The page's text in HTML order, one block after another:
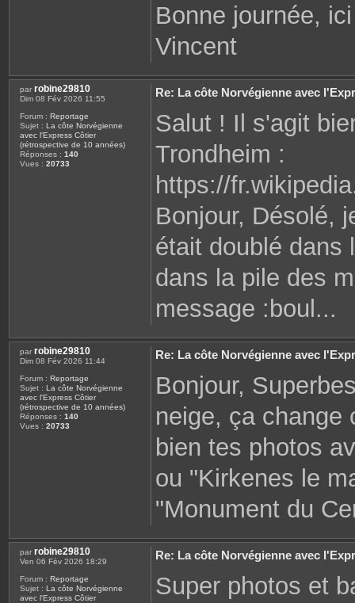
Bonne journée,
Vincent
par robine29810
Dim 08 Fév 2026 11:55
Forum : Reportage
Sujet : La côte Norvégienne
avec l'Express Côtier
(rétrospective de 10 années)
Réponses : 140
Vues : 20733
Re: La côte Norvégienne avec
Salut ! Il s'agit
Trondheim :
https://
Bonjour, Désolé,
était doublé dans
dans la pile des
message :boul...
par robine29810
Dim 08 Fév 2026 11:44
Forum : Reportage
Sujet : La côte Norvégienne
avec l'Express Côtier
(rétrospective de 10 années)
Réponses : 140
Vues : 20733
Re: La côte Norvégienne avec
Bonjour,
neige, ça change
bien tes photos
ou "Kirkenes le
"Monument du
par robine29810
Ven 06 Fév 2026 18:29
Forum : Reportage
Sujet : La côte Norvégienne
avec l'Express Côtier
Re: La côte Norvégienne avec
Super photos et